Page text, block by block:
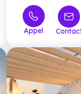
T3 8
T4 6
Appel